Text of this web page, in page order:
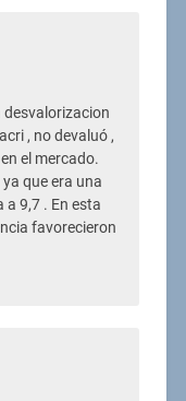
desvalorizacion
, no devaluó ,
el mercado.
que era una
9,7 . En esta
favorecieron